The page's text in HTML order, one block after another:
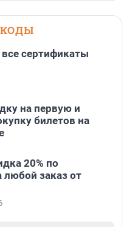
сертификаты
на первую и
билетов на
20% по
любой заказ от